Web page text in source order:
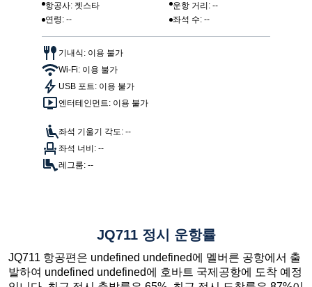
항공사: 젯스타
운항 거리: --
연령: --
좌석 수: --
기내식: 이용 불가
Wi-Fi: 이용 불가
USB 포트: 이용 불가
엔터테인먼트: 이용 불가
좌석 기울기 각도: --
좌석 너비: --
레그룸: --
JQ711 정시 운항률
JQ711 항공편은 undefined undefined에 멜버른 공항에서 출
발하여 undefined undefined에 호바트 국제공항에 도착 예정